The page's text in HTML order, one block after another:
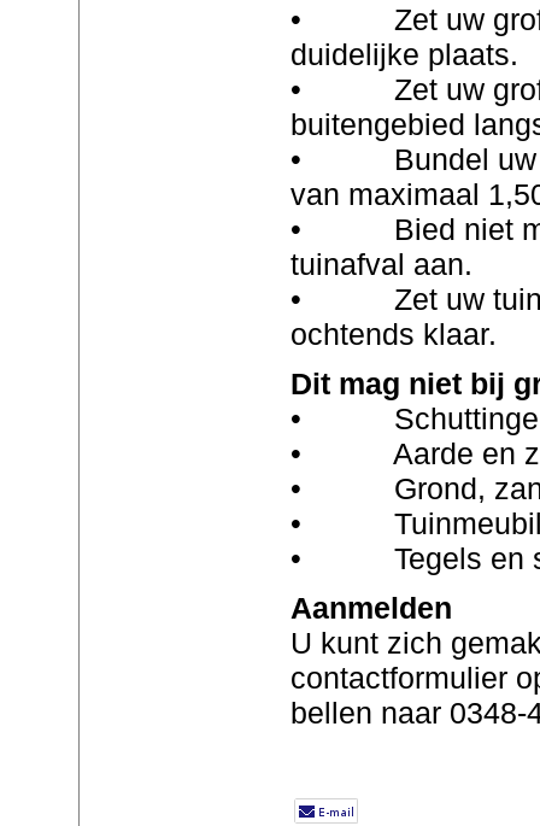
• Zet uw grof
duidelijke plaats.
• Zet uw grof
buitengebied
• Bundel uw
van maximaal
• Bied niet
tuinafval aan.
• Zet uw
ochtends klaar.
Dit mag niet bij
• Schuttingen
• Aarde en
• Grond, zand
•
• Tegels en
Aanmelden
U kunt zich
contactformulier
bellen naar 0348-